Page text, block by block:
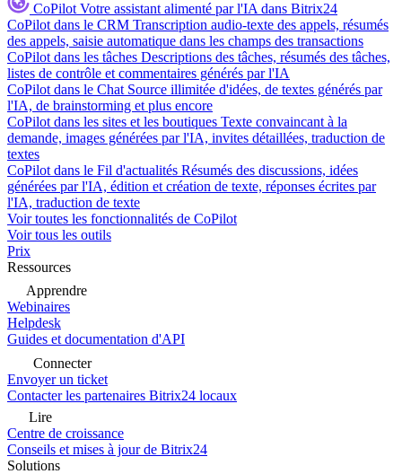
CoPilot Votre assistant alimenté par l'IA dans Bitrix24
CoPilot dans le CRM Transcription audio-texte des appels, résumés
des appels, saisie automatique dans les champs des transactions
CoPilot dans les tâches Descriptions des tâches, résumés des tâches,
listes de contrôle et commentaires générés par l'IA
CoPilot dans le Chat Source illimitée d'idées, de textes générés par
l'IA, de brainstorming et plus encore
CoPilot dans les sites et les boutiques Texte convaincant à la
demande, images générées par l'IA, invites détaillées, traduction de
textes
CoPilot dans le Fil d'actualités Résumés des discussions, idées
générées par l'IA, édition et création de texte, réponses écrites par
l'IA, traduction de texte
Voir toutes les fonctionnalités de CoPilot
Voir tous les outils
Prix
Ressources
Apprendre
Webinaires
Helpdesk
Guides et documentation d'API
Connecter
Envoyer un ticket
Contacter les partenaires Bitrix24 locaux
Lire
Centre de croissance
Conseils et mises à jour de Bitrix24
Solutions